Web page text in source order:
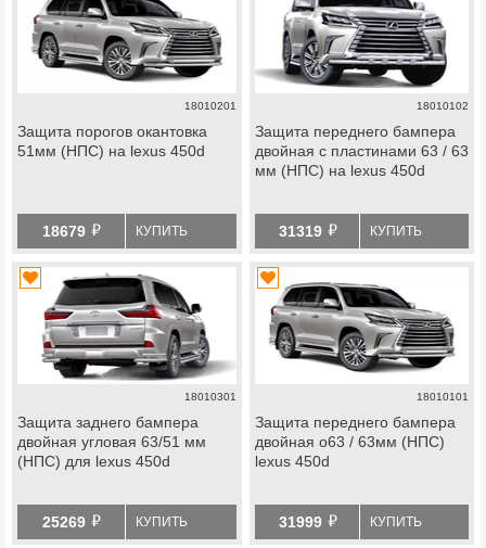
18010201
Защита порогов окантовка
51мм (НПС) на lexus 450d
18679 й КУПИТЬ
18010102
Защита переднего бампера
двойная с пластинами 63 / 63
мм (НПС) на lexus 450d
31319 й КУПИТЬ
18010301
Защита заднего бампера
двойная угловая 63/51 мм
(НПС) для lexus 450d
25269 й КУПИТЬ
18010101
Защита переднего бампера
двойная o63 / 63мм (НПС)
lexus 450d
31999 й КУПИТЬ